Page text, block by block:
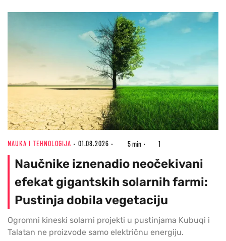
NAUKA I TEHNOLOGIJA 01.08.2026 5 min 1
Naučnike iznenadio neočekivani
efekat gigantskih solarnih farmi:
Pustinja dobila vegetaciju
Ogromni kineski solarni projekti u pustinjama Kubuqi i
Talatan ne proizvode samo električnu energiju.